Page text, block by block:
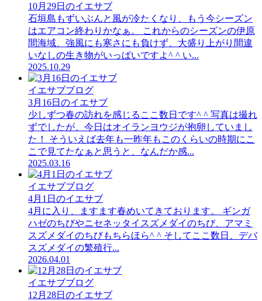
10月29日のイエサブ
石垣島もずいぶんと風が冷たくなり、もう今シーズン
はエアコン終わりかなぁ。 これからのシーズンの伊原
間海域、強風にも寒さにも負けず、大盛り上がり間違
いなしの生き物がいっぱいですよ^ ^ い...
2025.10.29
イエサブブログ
3月16日のイエサブ
少しずつ春の訪れを感じるここ数日です^ ^ 写真は撮れ
ずでしたが、今日はオイランヨウジが抱卵していまし
た！ そういえば去年も一昨年もこのくらいの時期にこ
こで見てたなぁと思うと、なんだか感...
2025.03.16
イエサブブログ
4月1日のイエサブ
4月に入り、ますます春めいてきております。 ギンガ
ハゼのちびやニセネッタイスズメダイのちび、アマミ
スズメダイのちびもちらほら^ ^ そしてここ数日、デバ
スズメダイの繁殖行...
2026.04.01
イエサブブログ
12月28日のイエサブ